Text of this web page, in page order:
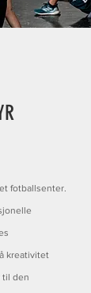
fotballsenter.
kreativitet
til den